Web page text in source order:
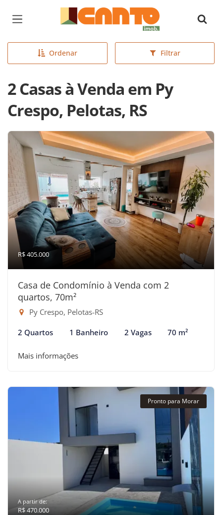
Página inicial
Ordenar Filtrar
2 Casas à Venda em Py
Crespo, Pelotas, RS
R$ 405.000
Casa de Condomínio à Venda com 2
quartos, 70m²
Py Crespo, Pelotas-RS
2 Quartos 1 Banheiro 2 Vagas 70 m²
Mais informações
Pronto para Morar
A partir de:
R$ 470.000